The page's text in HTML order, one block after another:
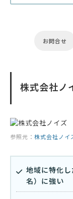
お問合せ
株式会社ノ
参照元： 株式会社ノイ
地域に特化
名）に強い